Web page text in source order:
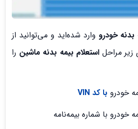
خودرو وارد شده‌اید و می‌توانید از
مراحل استعلام بیمه بدنه ماشین را
خودرو با کد VIN
خودرو با شماره بیمه‌نامه